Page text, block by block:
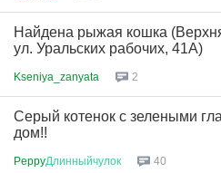
Найдена рыжая кошка
ул. Уральских рабочих, 41А)
Kseniya_zanyata 2
Серый котенок с зелеными
дом!!
PeppyДлинныйчулок 40